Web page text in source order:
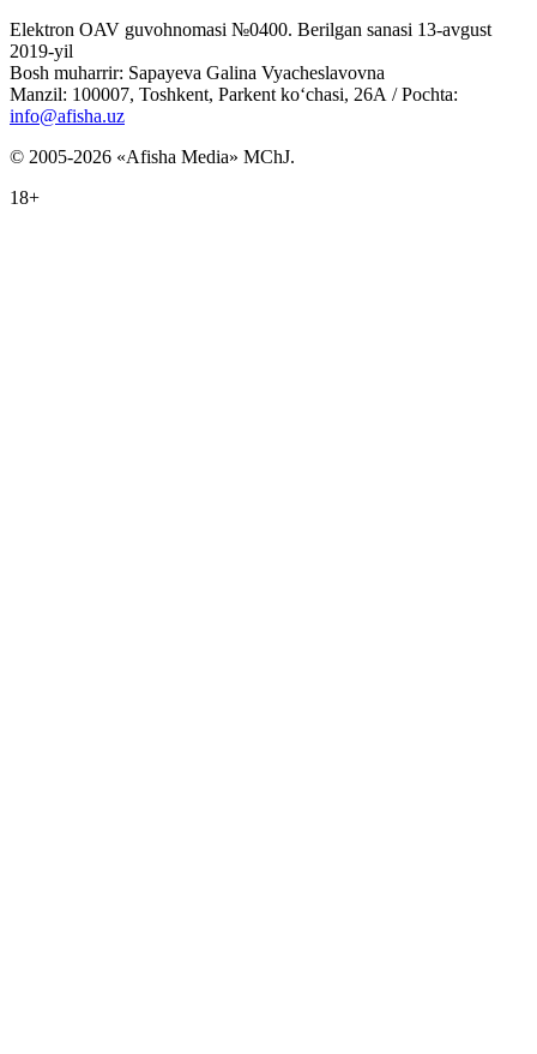
Elektron OAV guvohnomasi №0400. Berilgan sanasi 13-avgust
2019-yil
Bosh muharrir: Sapayeva Galina Vyacheslavovna
Manzil: 100007, Toshkent, Parkent ko‘chasi, 26А / Pochta:
info@afisha.uz
© 2005-2026 «Afisha Media» MChJ.
18+